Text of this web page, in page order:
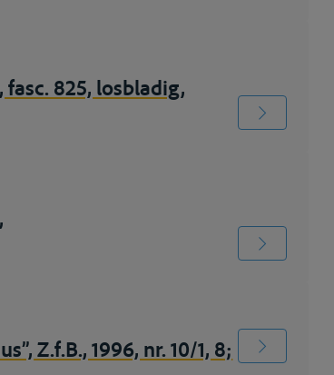
fasc. 825, losbladig,
Z.f.B., 1996, nr. 10/1, 8;